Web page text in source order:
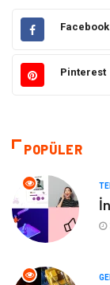
Teknoloji ve
Elektrik ve
Otomotiv
Tanıtıcı Reklam
Giyim
Mobilya
Facebook
Pinterest
POPÜLER